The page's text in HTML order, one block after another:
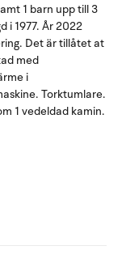
1 barn upp till 3
i 1977. År 2022
Det är tillåtet at
med
i
Torktumlare.
1 vedeldad kamin.